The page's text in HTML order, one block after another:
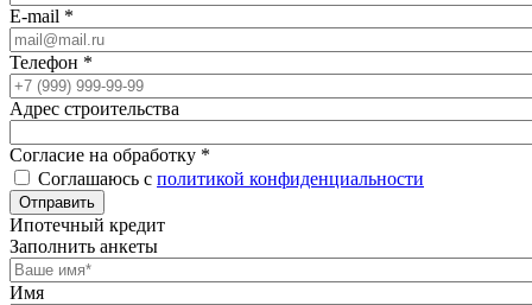
E-mail *
Телефон *
Адрес строительства
Согласие на обработку *
Соглашаюсь с политикой конфиденциальности
Отправить
Ипотечный кредит
Заполнить анкеты
Имя